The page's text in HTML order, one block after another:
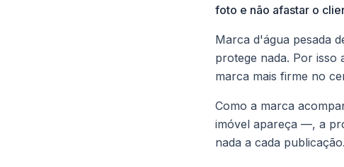
foto e não afastar o
Marca d'água pesada
protege nada. Por isso
marca mais firme no
Como a marca
imóvel apareça —, a
nada a cada publicação.